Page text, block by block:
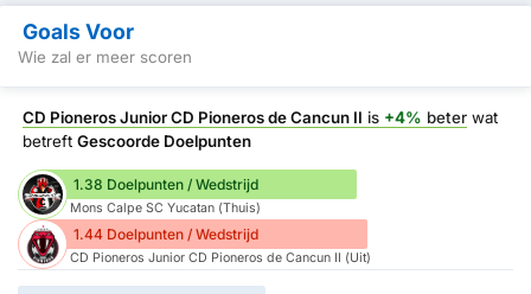
Goals Voor
Wie zal er meer scoren
CD Pioneros Junior CD Pioneros de Cancun II is +4% beter wat
betreft Gescoorde Doelpunten
1.38 Doelpunten / Wedstrijd
Mons Calpe SC Yucatan (Thuis)
1.44 Doelpunten / Wedstrijd
CD Pioneros Junior CD Pioneros de Cancun II (Uit)